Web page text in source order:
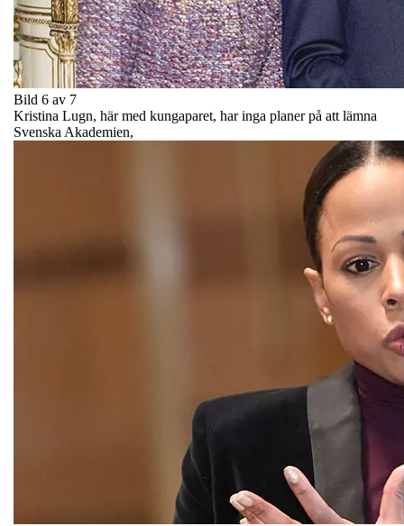
Bild 6 av 7
Kristina Lugn, här med kungaparet, har inga planer på att lämna
Svenska Akademien,